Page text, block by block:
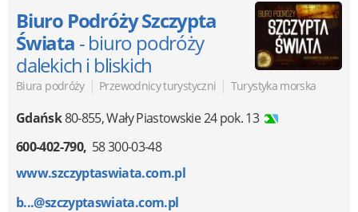
Biuro Podróży Szczypta
Świata - biuro podróży
dalekich i bliskich
Biura podróży | Przewodnicy turystyczni | Turystyka morska
Gdańsk80-855,Wały Piastowskie 24 pok. 13
600-402-790 58 300-03-48
www.szczyptaswiata.com.pl
b...@szczyptaswiata.com.pl